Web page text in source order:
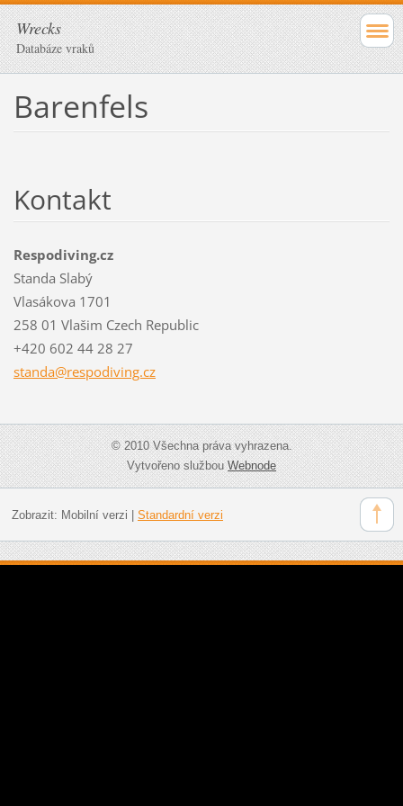
Wrecks
Databáze vraků
Barenfels
Kontakt
Respodiving.cz
Standa Slabý
Vlasákova 1701
258 01 Vlašim Czech Republic
+420 602 44 28 27
standa@respodiving.cz
© 2010 Všechna práva vyhrazena.
Vytvořeno službouWebnode
Zobrazit: Mobilní verzi Standardní verzi